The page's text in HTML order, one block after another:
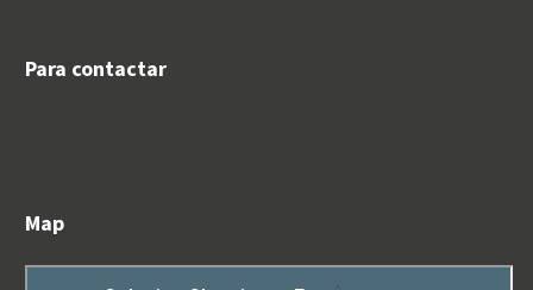
Para contactar
Map